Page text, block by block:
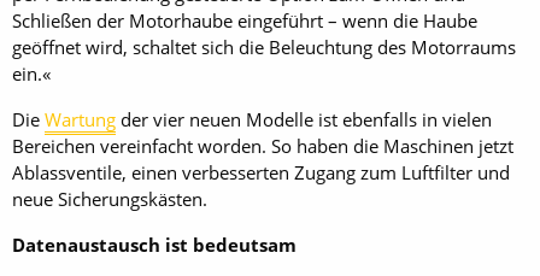
Schließen der Motorhaube eingeführt – wenn die Haube
geöffnet wird, schaltet sich die Beleuchtung des Motorraums
ein.«
Die Wartung der vier neuen Modelle ist ebenfalls in vielen
Bereichen vereinfacht worden. So haben die Maschinen jetzt
Ablassventile, einen verbesserten Zugang zum Luftfilter und
neue Sicherungskästen.
Datenaustausch ist bedeutsam